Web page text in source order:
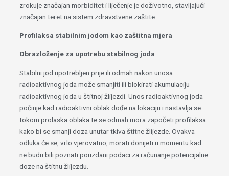
zrokuje značajan morbiditet i liječenje je doživotno, stavljajući
značajan teret na sistem zdravstvene zaštite.
Profilaksa stabilnim jodom kao zaštitna mjera
Obrazloženje za upotrebu stabilnog joda
Stabilni jod upotrebljen prije ili odmah nakon unosa
radioaktivnog joda može smanjiti ili blokirati akumulaciju
radioaktivnog joda u štitnoj žlijezdi. Unos radioaktivnog joda
počinje kad radioaktivni oblak dođe na lokaciju i nastavlja se
tokom prolaska oblaka te se odmah mora započeti profilaksa
kako bi se smanji doza unutar tkiva štitne žlijezde. Ovakva
odluka će se, vrlo vjerovatno, morati donijeti u momentu kad
ne budu bili poznati pouzdani podaci za računanje potencijalne
doze na štitnu žlijezdu.